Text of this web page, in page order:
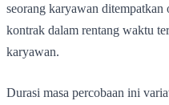
seorang karyawan ditempatkan
kontrak dalam rentang waktu
karyawan.
Durasi masa percobaan ini